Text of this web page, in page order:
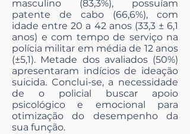
masculino (83,3%), possuíam
patente de cabo (66,6%), com
idade entre 20 a 42 anos (33,3 ± 6,1
anos) e com tempo de serviço na
polícia militar em média de 12 anos
(±5,1). Metade dos avaliados (50%)
apresentaram indícios de ideação
suicida. Conclui-se, a necessidade
de o policial buscar apoio
psicológico e emocional para
otimização do desempenho da
sua função.